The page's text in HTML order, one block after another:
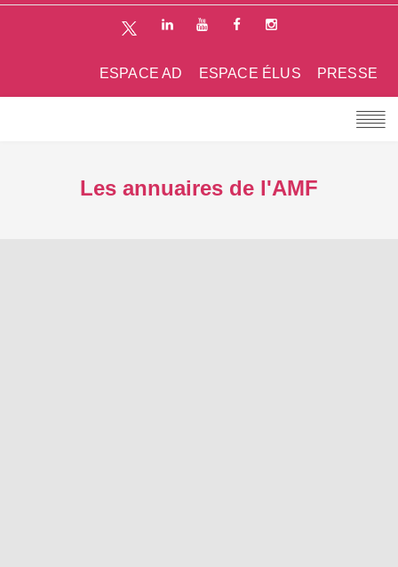
PRESSE
ESPACE ÉLUS
ESPACE AD
Les annuaires de l'AMF